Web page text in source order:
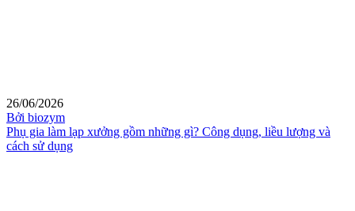
26/06/2026
Bởi biozym
Phụ gia làm lạp xưởng gồm những gì? Công dụng, liều lượng và
cách sử dụng